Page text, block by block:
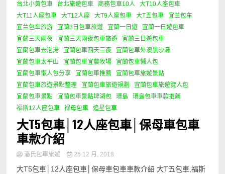
台北小黃包車
台北旅遊包車 商務包車10人
大T10人座包車
大T11人座包車
大T12人座 大T9人座包車 大T五包車
宜兰包车
宜兰包车旅游
宜蘭3日包車旅遊 宜蘭一日遊
宜蘭一日遊包車
宜蘭三天兩夜
宜蘭三天兩夜包車旅遊
宜蘭三日遊包車
宜蘭包車去泡湯
宜蘭包車四天三夜
宜蘭包車外澳黑沙灘
宜蘭包車太平山
宜蘭包車宜農牧場
宜蘭包車懶人包
宜蘭包車懶人包分享
宜蘭包車推薦
宜蘭包車旅遊景點
宜蘭包車旅遊景點整理
宜蘭包車旅遊規劃
宜蘭包車旅遊覽人包
宜蘭包車景點
宜蘭包車景點埤湖包 環島
環島包車車款推薦
福斯12人座包車
褓母包車 追星包車
大T5包車│12人座包車│保母車包車
車款介紹
潘氏包車旅遊 25 12 月, 2018
大T5包車│12人座包車│保母車包車車款介紹 大T五包車,福斯